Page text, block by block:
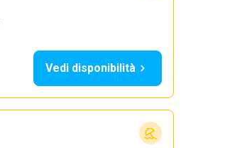
Vedi disponibilità